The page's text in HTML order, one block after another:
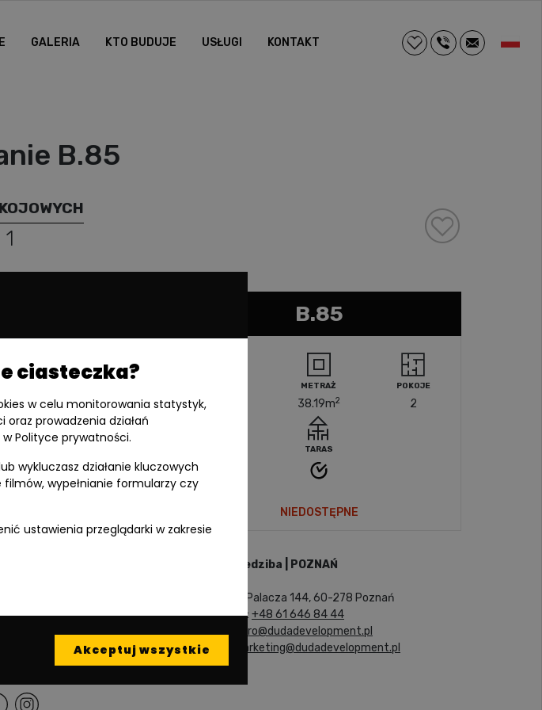
GALERIA KTO BUDUJE USŁUGI KONTAKT
B.85
1
B.85
METRAŻ
38.19m2
POKOJE
2
TARAS
NIEDOSTĘPNE
Siedziba | POZNAŃ
ul. Palacza 144, 60-278 Poznań
tel: +48 61 646 84 44
biuro@dudadevelopment.pl
marketing@dudadevelopment.pl
ciasteczka?
w celu monitorowania statystyk,
prowadzenia działań
Polityce prywatności.
wykluczasz działanie kluczowych
wypełnianie formularzy czy
ustawienia przeglądarki w zakresie
Akceptuj wszystkie